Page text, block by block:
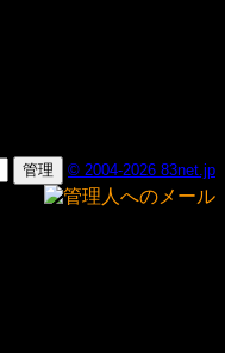
© 2004-2026 83net.jp